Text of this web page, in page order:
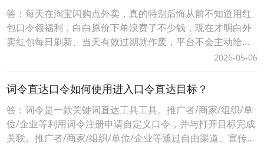
答：每天在淘宝闪购点外卖，真的特别后悔从前不知道用红
包口令领福利，白白原价下单浪费了不少钱，现在才明白外
卖红包每日刷新、当天有效过期就作废，平台不会主动给老
用户推送大额隐藏优惠，只有专属口令才能解锁无门槛和满
减福利。往后一定要养成每次点外卖前先领红包的习惯，再
也不愿错过每一笔立减优惠，把本该省下的生活开销稳稳攥
在手里，坚持天天领、单单省，不再为不必要的花销暗自后
2026-05-06
词令直达口令如何使用进入口令直达目标？
答：词令是一款关键词直达工具工具。推广者/商家/组织/单
位/企业等利用词令注册申请自定义口令，并与打开目标完成
关联。推广者/商家/组织/单位/企业等通过自由渠道、宣传推